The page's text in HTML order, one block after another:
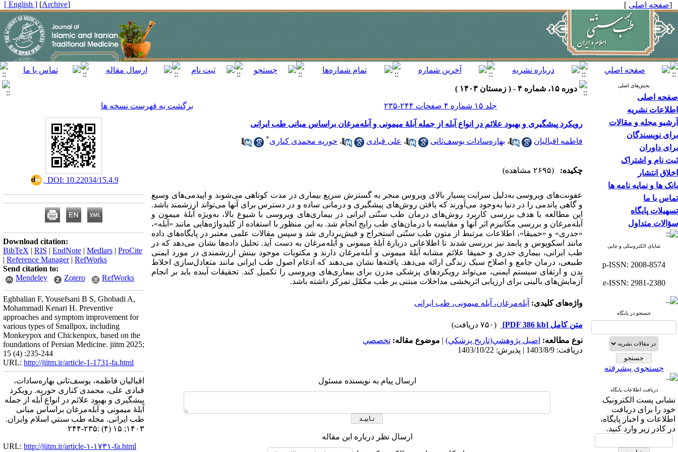
[صفحه اصلی ]
[
Archive
]
[ English ]
بخش‌های اصلی
صفحه اصلی
اطلاعات نشریه
آرشیو مجله و مقالات
برای نویسندگان
برای داوران
ثبت نام و اشتراک
اخلاق انتشار
بانک ها و نمایه نامه ها
تماس با ما
تسهیلات پایگاه
سؤالات متداول
شاپای الکترونیکی و چاپی
p-ISSN: 2008-8574
e-ISSN: 2981-2380
جستجو در پایگاه
جستجوی پیشرفته
دریافت اطلاعات پایگاه
نشانی پست الکترونیک
خود را برای دریافت
اطلاعات و اخبار پایگاه،
در کادر زیر وارد کنید.
دوره ۱۵، شماره ۴ - ( زمستان ۱۴۰۳ )
جلد ۱۵ شماره ۴ صفحات ۲۴۴-۲۳۵
برگشت به فهرست نسخه ها
رویکرد پیشگیری و بهبود علائم در انواع آبله از جمله آبلۀ میمونی و آبله‌مرغان براساس مبانی طب ایرانی
فاطمه اقبالیان ، بهاره‌‌سادات یوسف‌‌ثانی ، علی قبادی ، حوریه محمدی کناری*
چکیده: (۲۶۹۵ مشاهده)
عفونت‌های ویروسی به‌دلیل سرایت بسیار بالای ویروس منجر به گسترش سریع بیماری در مدت کوتاهی می‌شوند و اپیدمی‌های وسیع
و گاهی پاندمی را در دنیا به‌وجود می‌آورند که یافتن روشهای پیشگیری و درمانی ساده و در دسترس برای آنها می‌تواند ارزشمند باشد.
این مطالعه با هدف بررسی کاربرد روش‌های درمان طب سنّتی ایرانی در بیماری‌های ویروسی با شیوع بالا، به‌ویژه آبلۀ میمون و
آبله‌مرغان و بررسی مکانیزم اثر آنها و مقایسه با درمان‌های طب رایج انجام شد. به این منظور با استفاده از کلیدواژه‌هایی مانند «آبله»،
«جدری» و «حمیقا»، اطلاعات مرتبط از متون طب سنّتی استخراج و فیش‌برداری شد و سپس مقالات علمی معتبر در پایگاه‌های داده
مانند اسکوپوس و پابمد نیز بررسی شدند تا اطلاعاتی دربارۀ آبلۀ میمونی و آبله‌مرغان به دست آید. تحلیل داده‌ها نشان می‌دهد که در
طب ایرانی، بیماری جدری و حمیقا علائم مشابه آبلۀ میمونی و آبله‌مرغان دارند و مکتوبات موجود بینش ارزشمندی در مورد ایمنی
طبیعی، درمان جامع و اصلاح سبک زندگی ارائه می‌دهد. یافته‌ها نشان می‌دهند که ادغام اصول طب ایرانی مانند متعادل‌سازی اخلاط
بدن و ارتقای سیستم ایمنی، می‌تواند رویکردهای پزشکی مدرن برای بیماری‌های ویروسی را تکمیل کند. تحقیقات آینده باید بر انجام
آزمایش‌های بالینی برای ارزیابی اثربخشی مداخلات مبتنی بر طب مکمّل تمرکز داشته باشد.
واژه‌های کلیدی: آبله‌مرغان، آبله میمونی، طب ایرانی
متن کامل [PDF 386 kb]
(۷۵۰ دریافت)
نوع مطالعه: اصيل پژوهشي(تاريخ پزشكي) | موضوع مقاله: تخصصي
دریافت: 1403/8/9 | پذیرش: 1403/10/22
ارسال پیام به نویسنده مسئول
ارسال نظر درباره این مقاله
‎ DOI: 10.22034/15.4.9
Download citation:
BibTeX | RIS | EndNote | Medlars | ProCite
| Reference Manager| RefWorks
Send citation to:
Mendeley
Zotero RefWorks
Eghbalian F, Yousefsani B S, Ghobadi A,
Mohammadi Kenari H. Preventive
approaches and symptom improvement for
various types of Smallpox, including
Monkeypox and Chickenpox, based on the
foundations of Persian Medicine. jiitm 2025;
15 (4) :235-244
URL: http://jiitm.ir/article-1-1731-fa.html
اقبالیان فاطمه، یوسف‌‌ثانی بهاره‌‌سادات،
قبادی علی، محمدی کناری حوریه. رویکرد
پیشگیری و بهبود علائم در انواع آبله از جمله
آبلۀ میمونی و آبله‌مرغان براساس مبانی
طب ایرانی. مجله طب سنتي اسلام وايران.
۱۴۰۳; ۱۵ (۴) :۲۳۵-۲۴۴
URL: http://jiitm.ir/article-۱-۱۷۳۱-fa.html